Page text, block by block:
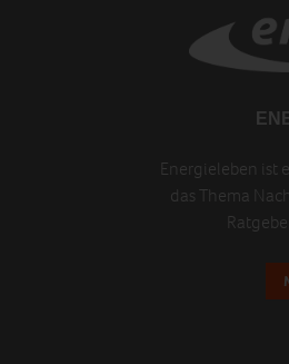
Energieleben ist
das Thema